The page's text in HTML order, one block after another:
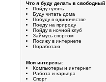
Что я буду делать в свободный
Пойду гулять
Буду читать дома
Побуду в одиночестве
Поеду на природу
Пойду в ночной клуб
Займусь спортом
Посижу в интернете
Поработаю
Мои интересы:
Компьютеры и интернет
Работа и карьера
Спорт